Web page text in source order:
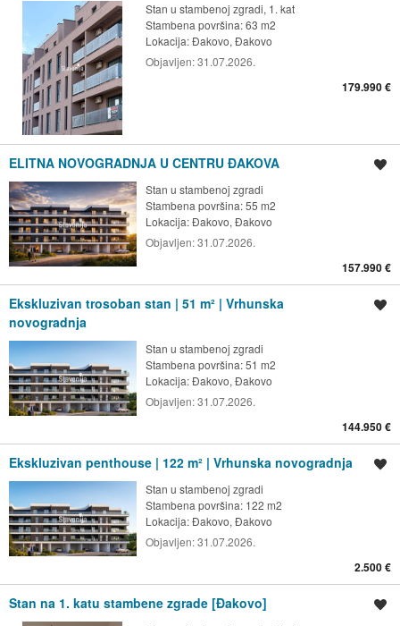
Stan u stambenoj zgradi, 1. kat
Stambena površina: 63 m2
Lokacija:Đakovo, Đakovo
Objavljen:31.07.2026.
179.990 €
ELITNA NOVOGRADNJA U CENTRU ĐAKOVA
Stan u stambenoj zgradi
Stambena površina: 55 m2
Lokacija:Đakovo, Đakovo
Objavljen:31.07.2026.
157.990 €
Ekskluzivan trosoban stan | 51 m² | Vrhunska
novogradnja
Stan u stambenoj zgradi
Stambena površina: 51 m2
Lokacija:Đakovo, Đakovo
Objavljen:31.07.2026.
144.950 €
Ekskluzivan penthouse | 122 m² | Vrhunska novogradnja
Stan u stambenoj zgradi
Stambena površina: 122 m2
Lokacija:Đakovo, Đakovo
Objavljen:31.07.2026.
2.500 €
Stan na 1. katu stambene zgrade [Đakovo]